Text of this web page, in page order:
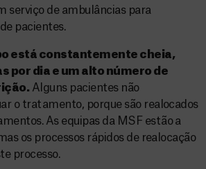
serviço de ambulâncias para
pacientes.
está constantemente cheia,
por dia e um alto número de
Alguns pacientes não
o tratamento, porque são realocados
As equipas da MSF estão a
os processos rápidos de realocação
processo.